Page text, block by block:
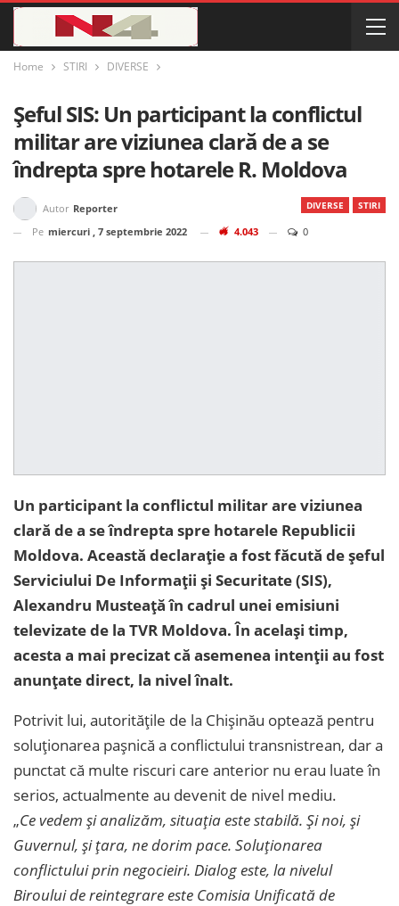
Home STIRI DIVERSE
Șeful SIS: Un participant la conflictul
militar are viziunea clară de a se
îndrepta spre hotarele R. Moldova
DIVERSE STIRI
Autor Reporter
Pe miercuri , 7 septembrie 2022 4.043 0
Un participant la conflictul militar are viziunea
clară de a se îndrepta spre hotarele Republicii
Moldova. Această declarație a fost făcută de șeful
Serviciului De Informații și Securitate (SIS),
Alexandru Musteață în cadrul unei emisiuni
televizate de la TVR Moldova. În același timp,
acesta a mai precizat că asemenea intenții au fost
anunțate direct, la nivel înalt.
Potrivit lui, autoritățile de la Chișinău optează pentru
soluționarea pașnică a conflictului transnistrean, dar a
punctat că multe riscuri care anterior nu erau luate în
serios, actualmente au devenit de nivel mediu.
„Ce vedem și analizăm, situația este stabilă. Și noi, și
Guvernul, și țara, ne dorim pace. Soluționarea
conflictului prin negocieiri. Dialog este, la nivelul
Biroului de reintegrare este Comisia Unificată de